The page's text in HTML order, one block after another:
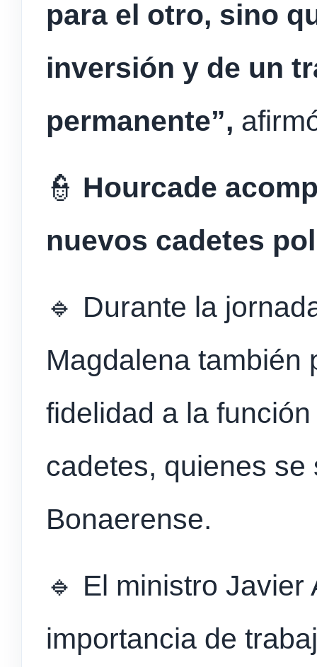
para el otro, sino
inversión y de un
permanente”,
👮 Hourcade
nuevos cadetes
🔹 Durante la
Magdalena también
fidelidad a la
cadetes, quienes
Bonaerense.
🔹 El ministro
importancia de